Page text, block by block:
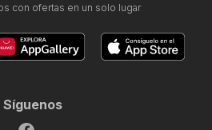
con ofertas en un solo lugar
Síguenos